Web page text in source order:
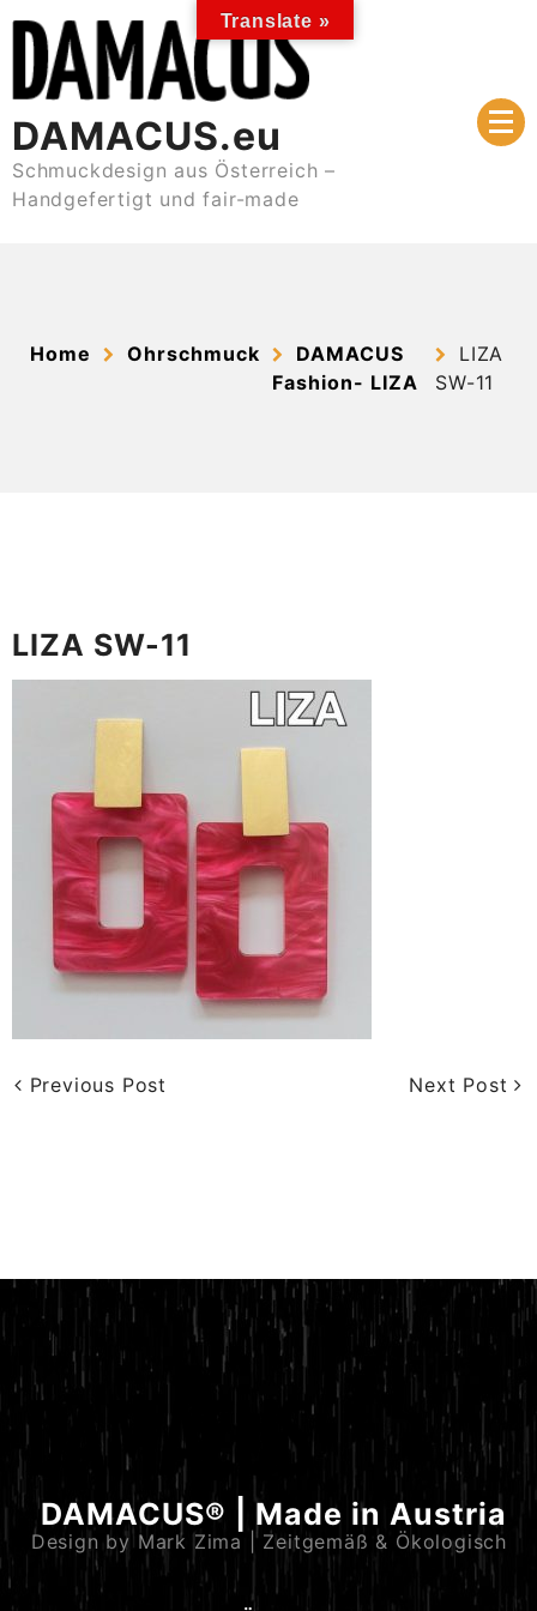
content
DAMACUS.eu
Schmuckdesign aus Österreich –
Handgefertigt und fair-made
Home Ohrschmuck
DAMACUS
Fashion- LIZA
LIZA
SW-11
LIZA SW-11
Previous Post Next Post
DAMACUS® | Made in Austria
Design by Mark Zima | Zeitgemäß & Ökologisch
Translate »